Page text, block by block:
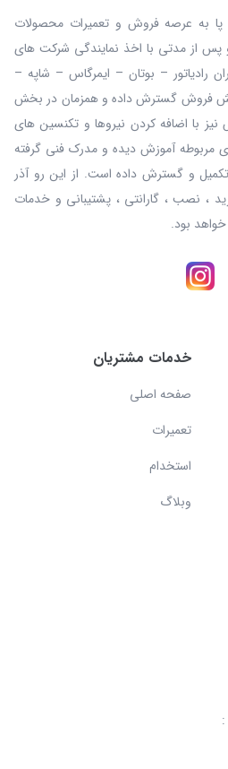
مجموعه آذر صبا در سال 1378 پا به عرصه فروش و تعمیرات محصولات
از مدتی با اخذ نمایندگی شرکت های
رادیاتور – بوتان – ایمرگاس – شاپه –
بخش فروش گسترش داده و همزمان در بخش
با اضافه کردن نیروها و تکنسین های
مربوطه آموزش دیده و مدرک فنی گرفته
و گسترش داده است. از این رو آذر
، نصب ، گارانتی ، پشتیبانی و خدمات
بود.
خدمات مشتریان
صفحه اصلی
تعمیرات
استخدام
وبلاگ